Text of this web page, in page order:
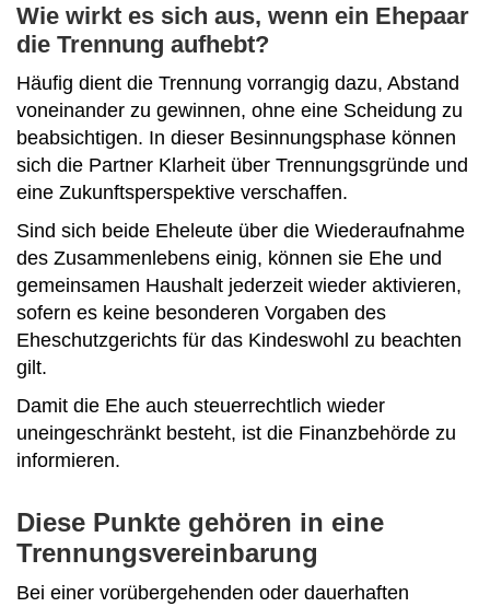
Wie wirkt es sich aus, wenn ein Ehepaar
die Trennung aufhebt?
Häufig dient die Trennung vorrangig dazu, Abstand
voneinander zu gewinnen, ohne eine Scheidung zu
beabsichtigen. In dieser Besinnungsphase können
sich die Partner Klarheit über Trennungsgründe und
eine Zukunftsperspektive verschaffen.
Sind sich beide Eheleute über die Wiederaufnahme
des Zusammenlebens einig, können sie Ehe und
gemeinsamen Haushalt jederzeit wieder aktivieren,
sofern es keine besonderen Vorgaben des
Eheschutzgerichts für das Kindeswohl zu beachten
gilt.
Damit die Ehe auch steuerrechtlich wieder
uneingeschränkt besteht, ist die Finanzbehörde zu
informieren.
Diese Punkte gehören in eine
Trennungsvereinbarung
Bei einer vorübergehenden oder dauerhaften